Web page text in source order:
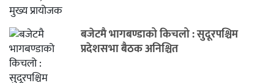
बजेटमै भागबण्डाको किचलो : सुदूरपश्चिम
प्रदेशसभा बैठक अनिश्चित